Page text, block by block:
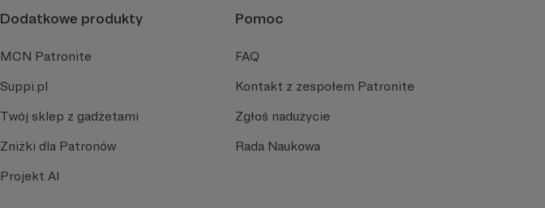
Dodatkowe produkty
MCN Patronite
Suppi.pl
Twój sklep z gadżetami
Zniżki dla Patronów
Projekt AI
Pomoc
FAQ
Kontakt z zespołem Patronite
Zgłoś nadużycie
Rada Naukowa